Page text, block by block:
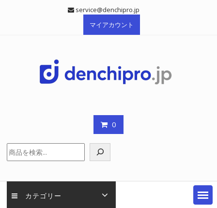
service@denchipro.jp
マイアカウント
0
索
カテゴリー